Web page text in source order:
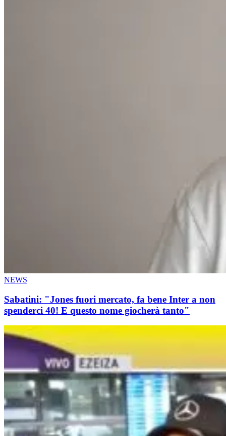
NEWS
Sabatini: "Jones fuori mercato, fa bene Inter a non
spenderci 40! E questo nome giocherà tanto"